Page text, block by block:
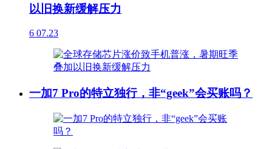
以旧换新缓解压力
6 07.23
一加7 Pro的特立独行，非“geek”会买账吗？